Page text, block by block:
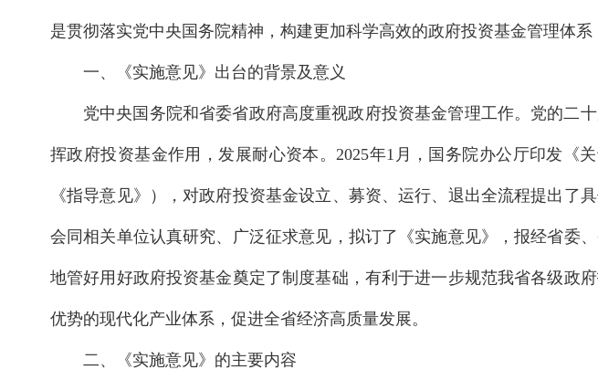
是贯彻落实党中央国务院精神，构建更加科学高效的政府投资基金管理体
一、《实施意见》出台的背景及意义
党中央国务院和省委省政府高度重视政府投资基金管理工作。党的二
挥政府投资基金作用，发展耐心资本。2025年1月，国务院办公厅印发《
《指导意见》），对政府投资基金设立、募资、运行、退出全流程提出
会同相关单位认真研究、广泛征求意见，拟订了《实施意见》，报经省委
地管好用好政府投资基金奠定了制度基础，有利于进一步规范我省各级政
优势的现代化产业体系，促进全省经济高质量发展。
二、《实施意见》的主要内容